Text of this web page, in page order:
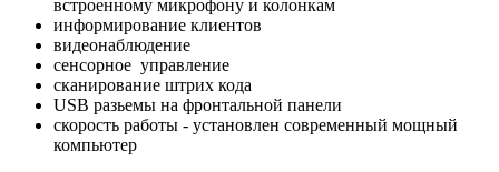
встроенному микрофону и колонкам
информирование клиентов
видеонаблюдение
сенсорное управление
сканирование штрих кода
USB разьемы на фронтальной панели
скорость работы - установлен современный мощный
компьютер